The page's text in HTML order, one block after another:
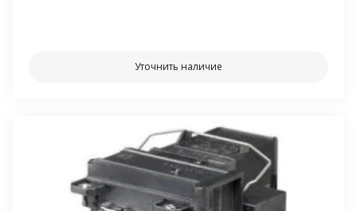
Уточнить наличие